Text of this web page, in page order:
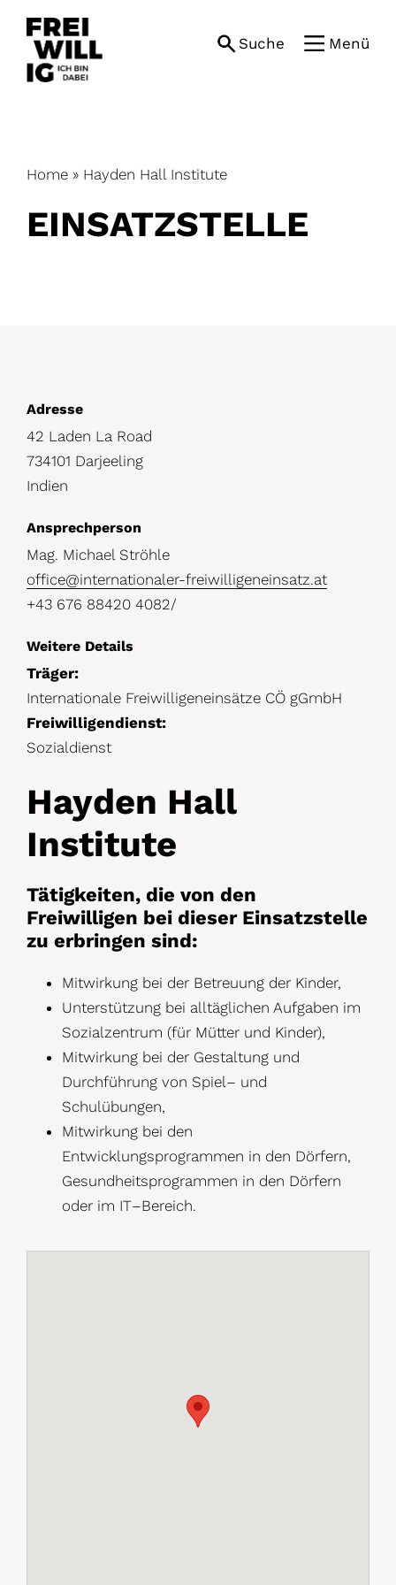
content
Suche Menü
Home » Hayden Hall Institute
EINSATZ­STELLE
D
e
t
i
l
s
Adresse
42 Laden La Road
734101 Darjeeling
Indien
Ansprechperson
Mag. Michael Ströhle
office@internationaler-freiwilligeneinsatz.at
+43 676 88420 4082/
Weitere Details
Träger:
Internationale Freiwilligeneinsätze CÖ gGmbH
Freiwilligendienst:
Sozialdienst
Hayden Hall
Institute
Tätigkeiten, die von den
Freiwilligen bei dieser Einsatzstelle
zu erbringen sind:
Mitwirkung bei der Betreuung der Kinder,
Unterstützung bei alltäglichen Aufgaben im
Sozialzentrum (für Mütter und Kinder),
Mitwirkung bei der Gestaltung und
Durchführung von Spiel– und
Schulübungen,
Mitwirkung bei den
Entwicklungsprogrammen in den Dörfern,
Gesundheitsprogrammen in den Dörfern
oder im IT–Bereich.